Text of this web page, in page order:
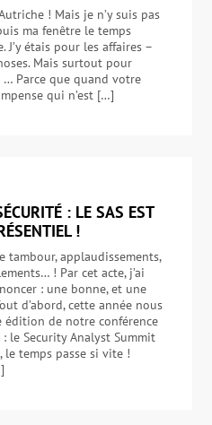
! Mais je n’y suis pas
ma fenêtre le temps
J’y étais pour les affaires –
Mais surtout pour
… Parce que quand votre
qui n’est […]
: LE SAS EST
!
tambour, applaudissements,
! Par cet acte, j’ai
: une bonne, et une
d’abord, cette année nous
de notre conférence
le Security Analyst Summit
le temps passe si vite !